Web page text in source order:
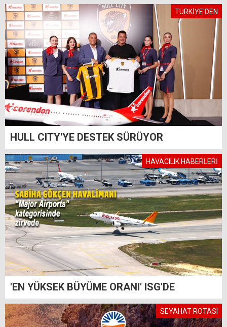
TÜRKİYE'DEN
HULL CITY'YE DESTEK SÜRÜYOR
HAVACILIK HABERLERİ
'EN YÜKSEK BÜYÜME ORANI' ISG'DE
SEYAHAT ROTASI